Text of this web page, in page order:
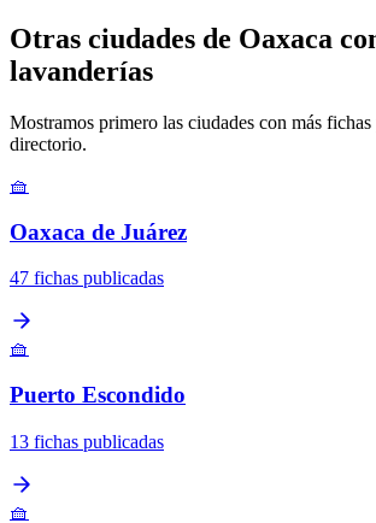
Otras ciudades de Oaxaca
lavanderías
Mostramos primero las ciudades con más
directorio.
🧺
Oaxaca de Juárez
47 fichas publicadas
🧺
Puerto Escondido
13 fichas publicadas
🧺